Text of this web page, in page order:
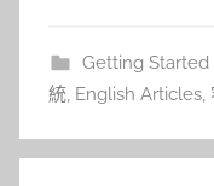
Getting Started
統 English Articles